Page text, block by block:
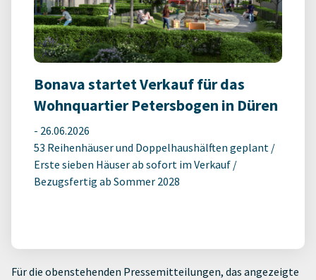
Bonava startet Verkauf für das
Wohnquartier Petersbogen in Düren
- 26.06.2026
53 Reihenhäuser und Doppelhaushälften geplant /
Erste sieben Häuser ab sofort im Verkauf /
Bezugsfertig ab Sommer 2028
Für die obenstehenden Pressemitteilungen, das angezeigte